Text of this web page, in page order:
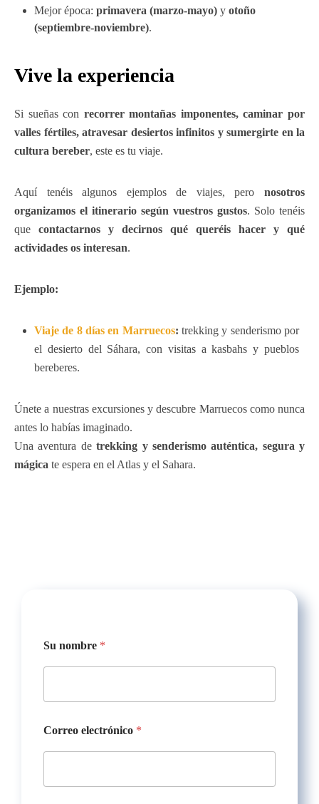
Mejor época: primavera (marzo-mayo) y otoño
(septiembre-noviembre).
Vive la experiencia
Si sueñas con recorrer montañas imponentes, caminar por
valles fértiles, atravesar desiertos infinitos y sumergirte en la
cultura bereber, este es tu viaje.
Aquí tenéis algunos ejemplos de viajes, pero nosotros
organizamos el itinerario según vuestros gustos. Solo tenéis
que contactarnos y decirnos qué queréis hacer y qué
actividades os interesan.
Ejemplo:
Viaje de 8 días en Marruecos: trekking y senderismo por
el desierto del Sáhara, con visitas a kasbahs y pueblos
bereberes.
Únete a nuestras excursiones y descubre Marruecos como nunca
antes lo habías imaginado.
Una aventura detrekking y senderismo auténtica, segura y
mágica te espera en el Atlas y el Sahara.
l
d
S
F
c
Su nombre *
Correo electrónico *